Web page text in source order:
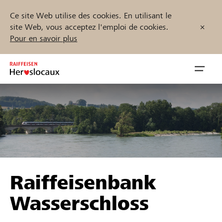
Ce site Web utilise des cookies. En utilisant le
site Web, vous acceptez l'emploi de cookies.
Pour en savoir plus
Inhalt
springen
öffnen
Parrainer
Soutien & assistance
Trouvez des projets et des organisations
Démarrez maintenant
Raiffeisenbank
Wasserschloss